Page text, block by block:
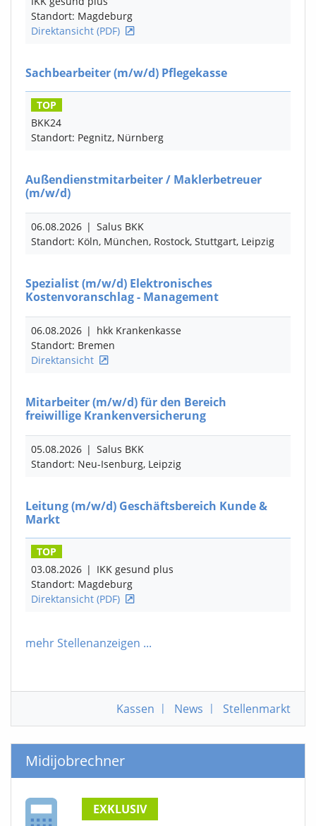
Standort: Magdeburg
Direktansicht (PDF)
Sachbearbeiter(m/w/d) Pflegekasse
TOP
BKK24
Standort: Pegnitz, Nürnberg
Außendienstmitarbeiter / Maklerbetreuer
(m/w/d)
06.08.2026 | Salus BKK
Standort: Köln, München, Rostock, Stuttgart, Leipzig
Spezialist(m/w/d) Elektronisches
Kostenvoranschlag - Management
06.08.2026 | hkk Krankenkasse
Standort: Bremen
Direktansicht
Mitarbeiter(m/w/d)für den Bereich
freiwillige Krankenversicherung
05.08.2026 | Salus BKK
Standort: Neu-Isenburg, Leipzig
Leitung(m/w/d) Geschäftsbereich Kunde &
Markt
TOP
03.08.2026 | IKK gesund plus
Standort: Magdeburg
Direktansicht (PDF)
mehr Stellenanzeigen ...
Kassen | News | Stellenmarkt
Midijobrechner
EXKLUSIV